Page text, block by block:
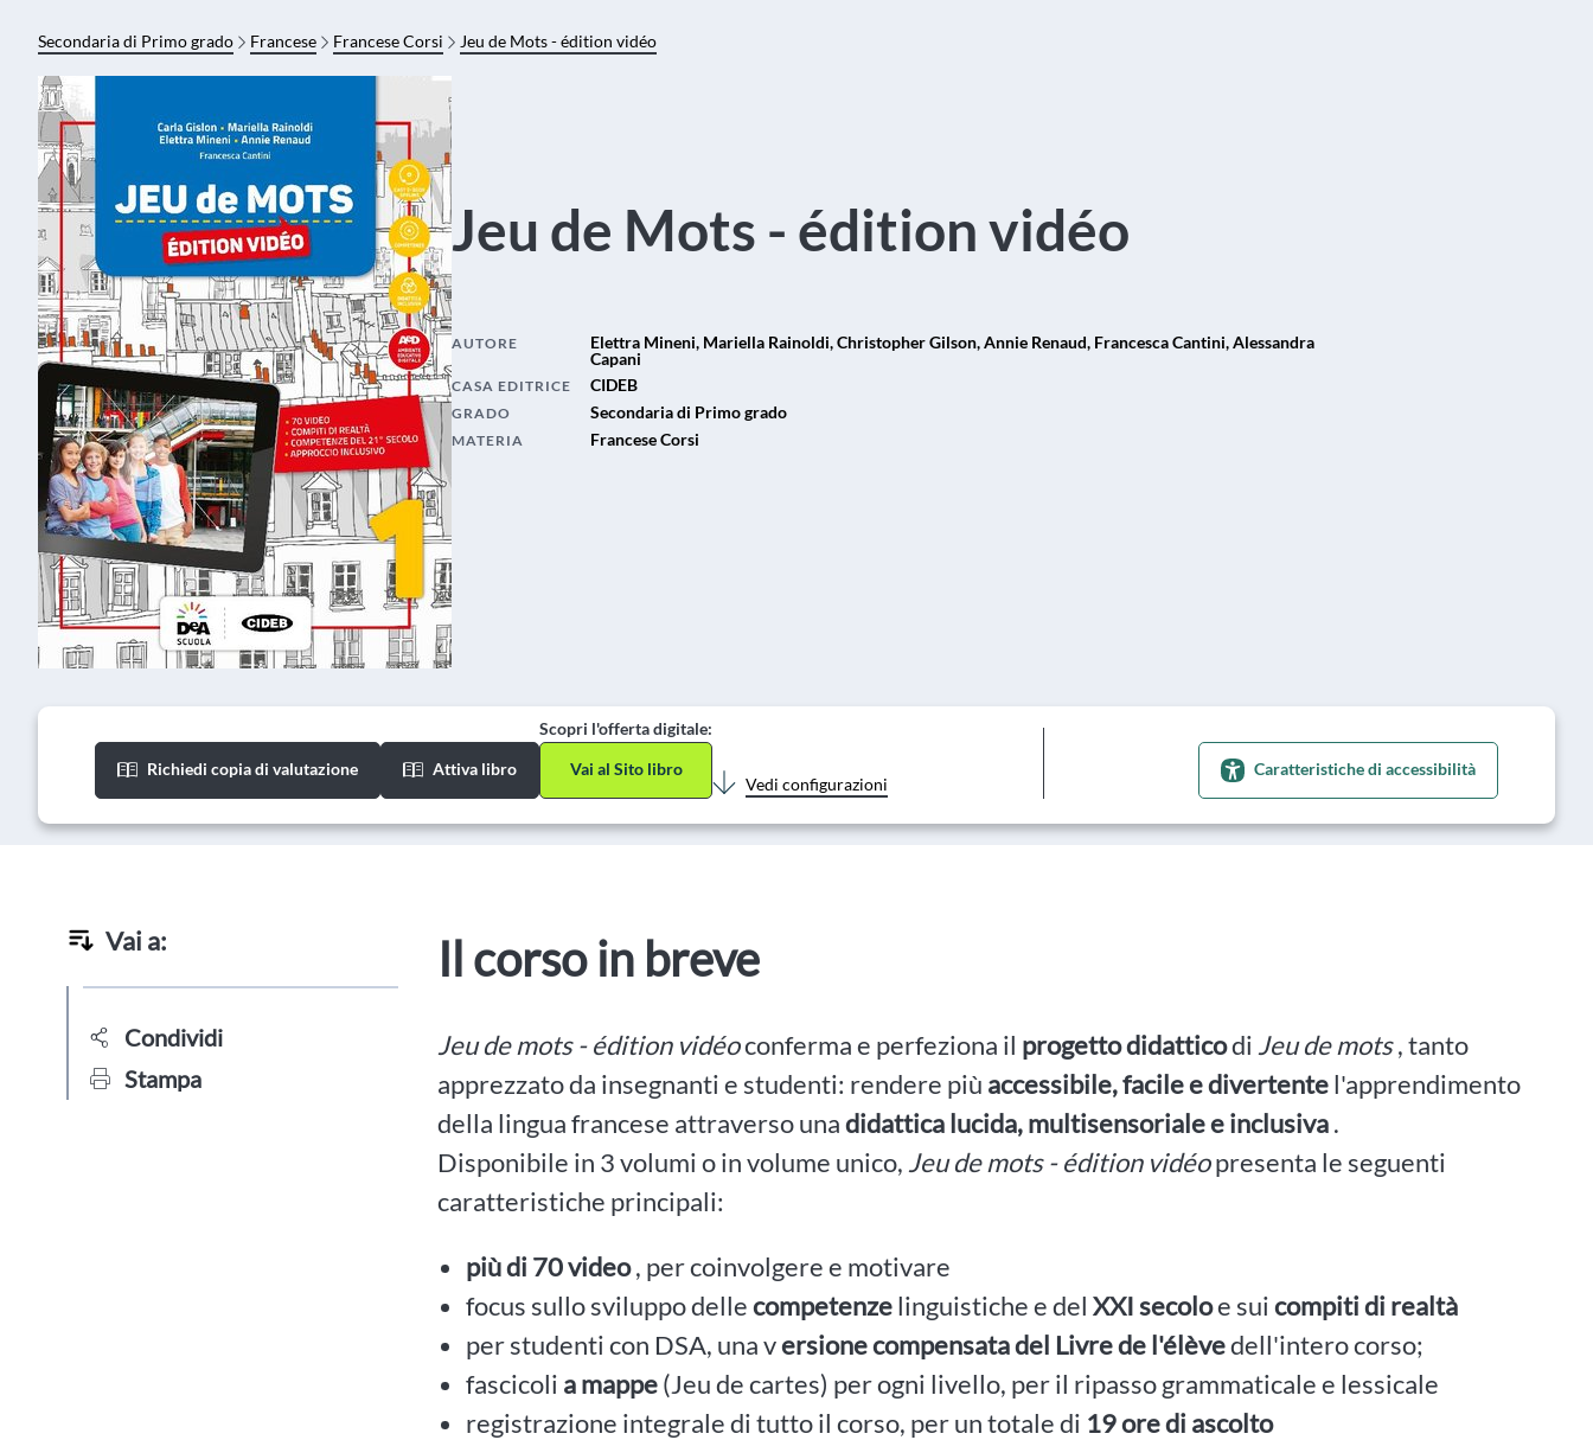
Secondaria di Primo grado Francese Francese Corsi Jeu de Mots - édition vidéo
Jeu de Mots - édition vidéo
AUTORE
Elettra Mineni, Mariella Rainoldi, Christopher Gilson, Annie Renaud, Francesca Cantini, Alessandra
Capani
CASA EDITRICE CIDEB
GRADO Secondaria di Primo grado
MATERIA Francese Corsi
Richiedi copia di valutazione Attiva libro
Scopri l'offerta digitale:
Vai al Sito libro
Vedi configurazioni
Caratteristiche di accessibilità
Vai a:
Condividi
Stampa
Il corso in breve
Jeu de mots - édition vidéoconferma e perfeziona il progetto didatticodi Jeu de mots, tanto
apprezzato da insegnanti e studenti: rendere più accessibile, facile e divertentel'apprendimento
della lingua francese attraverso unadidattica lucida, multisensoriale e inclusiva.
Disponibile in 3 volumi o in volume unico, Jeu de mots - édition vidéopresenta le seguenti
caratteristiche principali:
più di 70 video, per coinvolgere e motivare
focus sullo sviluppo dellecompetenzelinguistiche e delXXI secoloe suicompiti di realtà
per studenti con DSA, una versione compensata del Livre de l'élèvedell'intero corso;
fascicoli a mappe(Jeu de cartes) per ogni livello, per il ripasso grammaticale e lessicale
registrazione integrale di tutto il corso, per un totale di 19 ore di ascolto